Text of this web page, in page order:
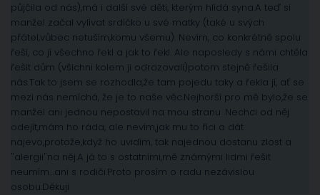
půjčila od nás),má i další své děti, kterým hlídá syna.A teď si
manžel začal vylívat srdíčko u své matky (také u svých
přátel,vůbec netuším,komu všemu). Nevím, co konkrétně spolu
řeší, co jí všechno řekl a jak to řekl. Ale naposledy s námi chtěla
řešit dům (všichni kolem ji odrazovali)potom stejně řešila
nás.Tak to jsem se rozhodla,že tam pojedu taky a řekla jí, ať se
mezi nás nemíchá, že je to naše věc.Nejhorší pro mě bylo,že se
manžel ani jednou nepostavil na mou stranu. Nechci od něj
odejít,mám ho ráda, ale nevím,jak mu to říci a dát
najevo,protože,když ho uvidím, tak najednou dostanu zlost a
"alergii"na něj.A já to s ostatními,mě známými lidmi řešit
neumím…ani s rodiči.Proto prosím o radu nezávislou
osobu.Děkuji